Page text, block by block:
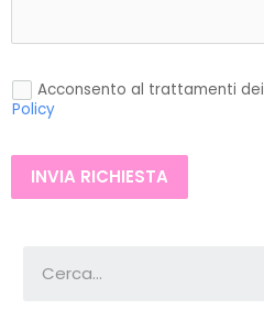
Acconsento al trattamenti
Policy
INVIA RICHIESTA